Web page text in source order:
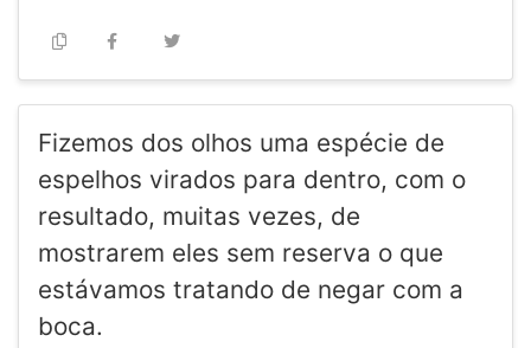
Fizemos dos olhos uma espécie de
espelhos virados para dentro, com o
resultado, muitas vezes, de
mostrarem eles sem reserva o que
estávamos tratando de negar com a
boca.